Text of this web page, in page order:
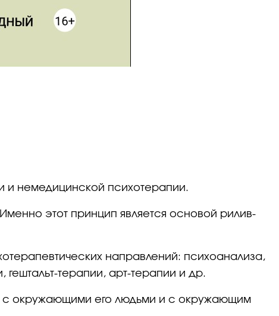
и немедицинской психотерапии.
этот принцип является основой рилив-
направлений: психоанализа,
терапии, арт-терапии и др.
с окружающими его людьми и с окружающим